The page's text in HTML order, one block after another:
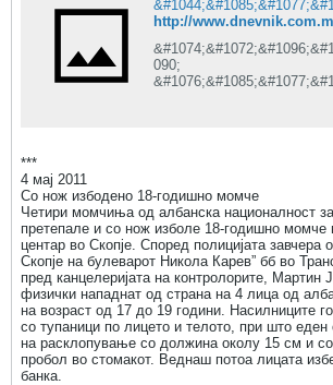
090;
***
4 мај 2011
Со нож избодено 18-годишно момче
Четири момчиња од албанска националност
претепале и со нож изболе 18-годишно момче
центар во Скопје. Според полицијата завчера
Скопје на булеварот Никола Карев” бб во
пред канцелеријата на контролорите, Мартин
физички нападнат од страна на 4 лица од
на возраст од 17 до 19 години. Насилниците
со тупаници по лицето и телото, при што
на расклопување со должина околу 15 см и
пробол во стомакот. Веднаш потоа лицата
банка.